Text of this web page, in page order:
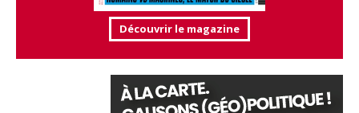
Découvrir le magazine